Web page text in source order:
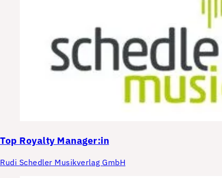
Top Royalty Manager:in
Rudi Schedler Musikverlag GmbH